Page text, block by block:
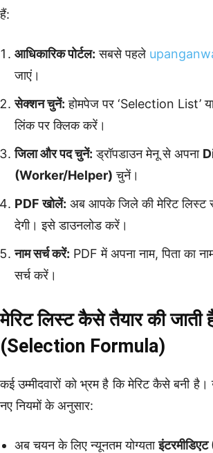
हैं:
आधिकारिक पोर्टल: सबसे पहले
जाएं।
सेक्शन चुनें: होमपेज पर ‘Selection List’
लिंक पर क्लिक करें।
जिला और पद चुनें: ड्रॉपडाउन मेनू से अपना
(Worker/Helper) चुनें।
PDF खोलें: अब आपके जिले की मेरिट लिस्ट
देगी। इसे डाउनलोड करें।
नाम सर्च करें: PDF में अपना नाम, पिता का
सर्च करें।
मेरिट लिस्ट कैसे तैयार की जाती
(Selection Formula)
कई उम्मीदवारों को भ्रम है कि मेरिट कैसे बनी
नए नियमों के अनुसार:
अब चयन के लिए न्यूनतम योग्यता